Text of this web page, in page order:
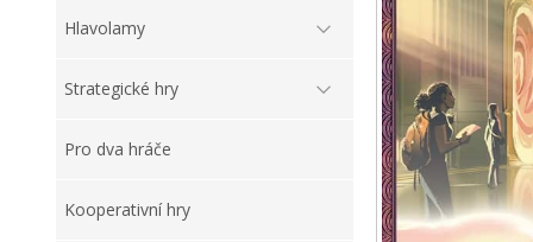
Hlavolamy
Strategické hry
Pro dva hráče
Kooperativní hry